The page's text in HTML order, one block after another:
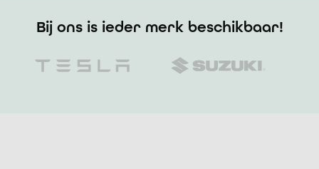
Bij ons is ieder merk beschikbaar!